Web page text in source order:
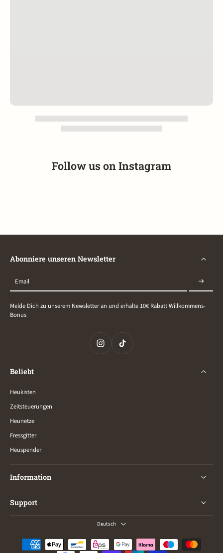
Follow us onInstagram
Abonniere unseren Newsletter
Email
Melde Dich zu unserem Newsletter an und erhalte 10€ Rabatt Willkommens-
Bonus
Beliebt
Heukisten
Zeitsteuerungen
Heunetze
Fressgitter
Heuspender
Information
Support
Deutsch